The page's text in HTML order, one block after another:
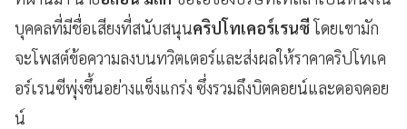
บุคคลที่มีชื่อเสียงที่สนับสนุนคริปโทเคอร์เรนซีโดยเขามัก
จะโพสต์ข้อความลงบนทวิตเตอร์และส่งผลให้ราคาคริปโทเค
อร์เรนซีพุ่งขึ้นอย่างแข็งแกร่ง ซึ่งรวมถึงบิตคอยน์และดอจคอย
น์